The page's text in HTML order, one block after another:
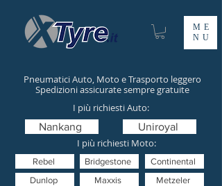
ME
NU
Pneumatici Auto, Moto e Trasporto leggero
Spedizioni assicurate sempre gratuite
I più richiesti Moto:
Nankang Uniroyal
Metzeler
Dunlop
Bridgestone Continental
Rebel
I più richiesti Auto:
Maxxis